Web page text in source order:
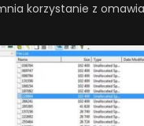
korzystanie z